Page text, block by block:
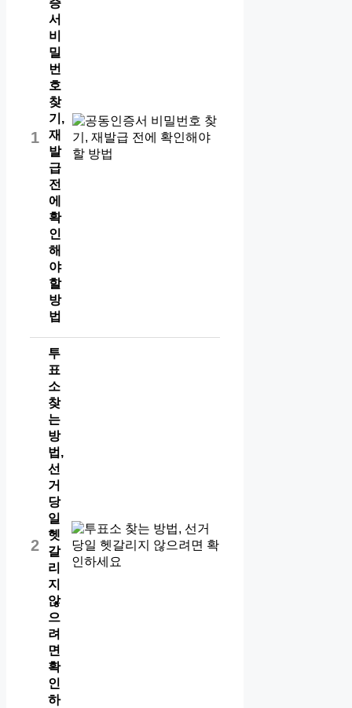
1
증
서
비
밀
번
호
찾
기,
재
발
급
전
에
확
인
해
야
할
방
법
2
투
표
소
찾
는
방
법,
선
거
당
일
헷
갈
리
지
않
으
려
면
확
인
하